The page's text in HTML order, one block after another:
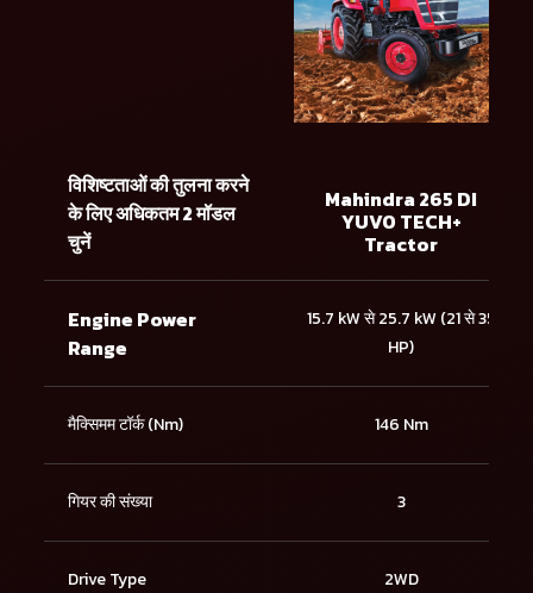
विशिष्टताओं की तुलना करने
के लिए अधिकतम 2 मॉडल
चुनें
Mahindra 265 DI
YUVO TECH+
Tractor
Engine Power
Range
15.7 kW से 25.7 kW (21 से 35
HP)
मैक्सिमम टॉर्क (Nm) 146 Nm
गियर की संख्या 3
Drive Type 2WD